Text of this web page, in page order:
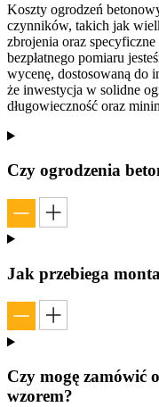
Koszty ogrodzeń
czynników, takich jak
zbrojenia oraz
bezpłatnego pomiaru
wycenę, dostosowaną do
że inwestycja w solidne
długowieczność oraz
Czy ogrodzenia
Jak przebiega
Czy mogę zamówić
wzorem?